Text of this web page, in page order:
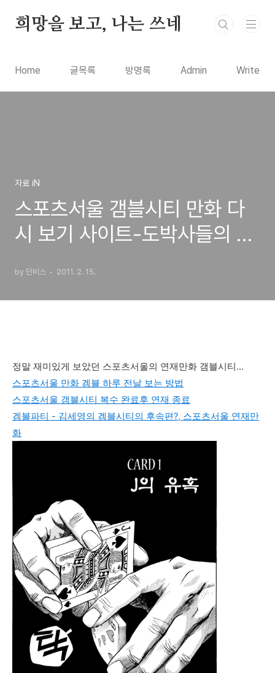
희망을 보고, 나는 쓰네
Home 글목록 방명록 Admin Write
자료 iN
스포츠서울 갬블시티 만화 다
시 보기 사이트-도박사들의 이
by 단비스 2011. 2. 15.
정말 재미있게 보았던 스포츠서울의 연재만화 갬블시티...
스포츠서울 만화 겜블 하루 전날 보는 방법
스포츠서울 갬블시티 복수 완료후 연재 종료
겜블파티 - 김세영의 겜블시티의 후속편?, 스포츠서울 연재만
화